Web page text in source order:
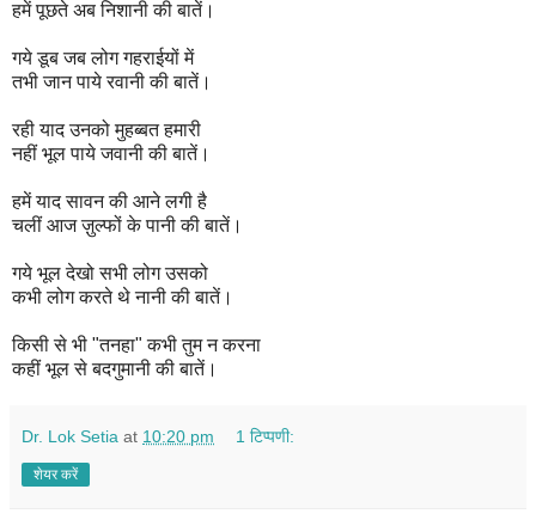
हमें पूछते अब निशानी की बातें।
गये डूब जब लोग गहराईयों में
तभी जान पाये रवानी की बातें।
रही याद उनको मुहब्बत हमारी
नहीं भूल पाये जवानी की बातें।
हमें याद सावन की आने लगी है
चलीं आज ज़ुल्फों के पानी की बातें।
गये भूल देखो सभी लोग उसको
कभी लोग करते थे नानी की बातें।
किसी से भी "तनहा" कभी तुम न करना
कहीं भूल से बदगुमानी की बातें।
Dr. Lok Setia at 10:20 pm 1 टिप्पणी:
शेयर करें